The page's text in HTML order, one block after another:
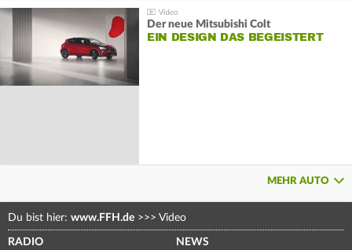
Der neue Mitsubishi Colt
EIN DESIGN DAS BEGEISTERT
MEHR AUTO
Du bist hier: www.FFH.de >>> Video
RADIO NEWS